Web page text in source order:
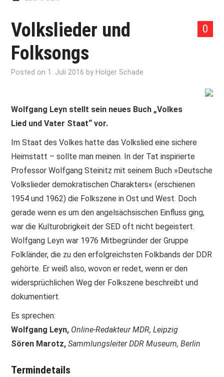
0
Volkslieder und
Folksongs
Posted on 1. Juli 2016 byHolger Schade
Wolfgang Leyn stellt sein neues Buch „Volkes
Lied und Vater Staat“ vor.
Im Staat des Volkes hatte das Volkslied eine sichere
Heimstatt – sollte man meinen. In der Tat inspirierte
Professor Wolfgang Steinitz mit seinem Buch »Deutsche
Volkslieder demokratischen Charakters« (erschienen
1954 und 1962) die Folkszene in Ost und West. Doch
gerade wenn es um den angelsächsischen Einfluss ging,
war die Kulturobrigkeit der SED oft nicht begeistert.
Wolfgang Leyn war 1976 Mitbegründer der Gruppe
Folkländer, die zu den erfolgreichsten Folkbands der DDR
gehörte. Er weiß also, wovon er redet, wenn er den
widersprüchlichen Weg der Folkszene beschreibt und
dokumentiert.
Es sprechen:
Wolfgang Leyn, Online-Redakteur MDR, Leipzig
Sören Marotz, Sammlungsleiter DDR Museum, Berlin
Termindetails